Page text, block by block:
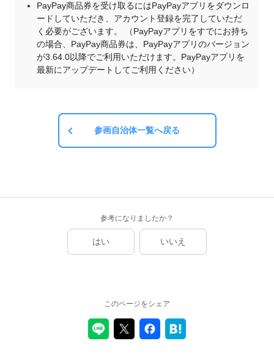
PayPay商品券を受け取るにはPayPayアプリをダウンロ
ードしていただき、アカウント登録を完了していただ
く必要がございます。 （PayPayアプリをすでにお持ち
の場合、PayPay商品券は、PayPayアプリのバージョン
が3.64.0以降でご利用いただけます。PayPayアプリを
最新にアップデートしてご利用ください）
参画自治体一覧へ戻る
参考になりましたか？
はい いいえ
このページをシェア